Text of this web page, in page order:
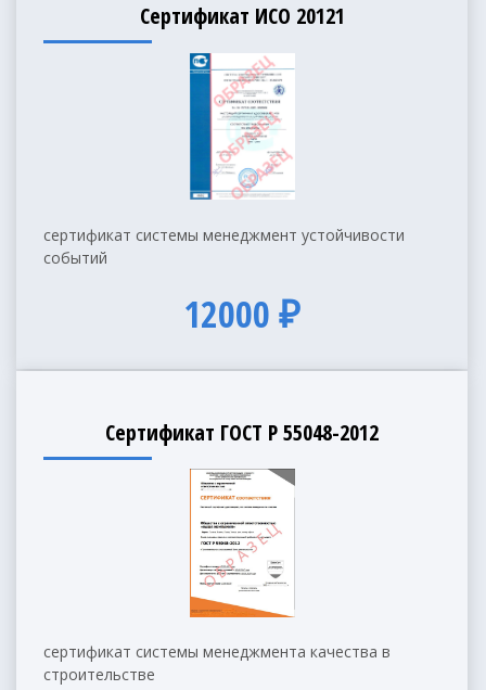
Сертификат ИСО 20121
сертификат системы менеджмент устойчивости
событий
12000 ₽
Сертификат ГОСТ Р 55048-2012
сертификат системы менеджмента качества в
строительстве